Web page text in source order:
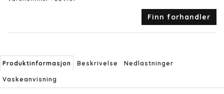
Finn forhandler
Produktinformasjon Beskrivelse Nedlastninger
Vaskeanvisning